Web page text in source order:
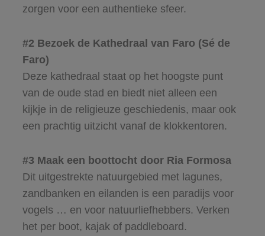
zorgen voor een authentieke sfeer.
#2 Bezoek de Kathedraal van Faro (Sé de
Faro)
Deze kathedraal staat op het hoogste punt
van de oude stad en biedt niet alleen een
kijkje in de religieuze geschiedenis, maar ook
een prachtig uitzicht vanaf de klokkentoren.
#3 Maak een boottocht door Ria Formosa
Dit uitgestrekte natuurgebied met lagunes,
zandbanken en eilanden is een paradijs voor
vogels … en voor natuurliefhebbers. Verken
het per boot, kajak of paddleboard.